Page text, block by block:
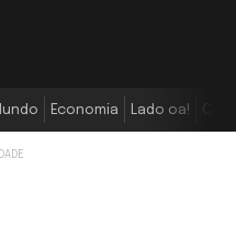
Economia Lado oa!